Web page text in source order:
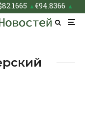
82.1665 ▲€94.8366 ▲